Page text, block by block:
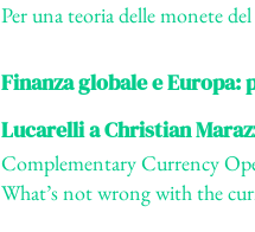
Per una teoria delle monete
Finanza globale e
Lucarelli a Christian
Complementary Currency
What’s not wrong with the